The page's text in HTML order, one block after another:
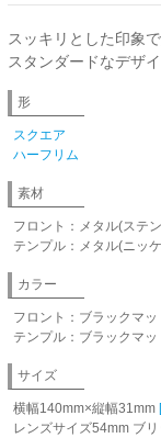
スッキリとした印象
スタンダードなデザ
形
スクエア
ハーフリム
素材
フロント：メタル(ステ
テンプル：メタル(ニッ
カラー
フロント：ブラックマッ
テンプル：ブラックマッ
サイズ
横幅140mm×縦幅31mm
レンズサイズ54mm ブ